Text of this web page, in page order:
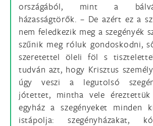
országából, mint a
házasságtörők. – De azért ez a
nem feledkezik meg a szegényék
szűnik meg róluk gondoskodni,
szeretettel öleli föl s
tudván azt, hogy Krisztus
úgy veszi a legutolsó
jótettet, mintha vele
egyház a szegényeket minden
istápolja: szegényházakat,